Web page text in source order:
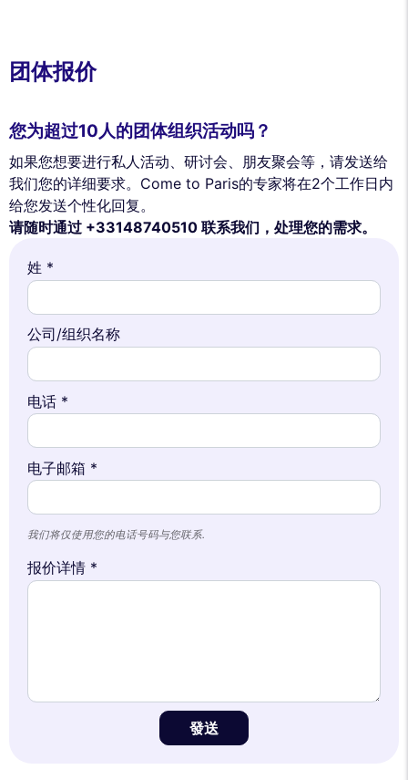
团体报价
您为超过10人的团体组织活动吗？
如果您想要进行私人活动、研讨会、朋友聚会等，请发送给
我们您的详细要求。Come to Paris的专家将在2个工作日内
给您发送个性化回复。
请随时通过 +33148740510 联系我们，处理您的需求。
姓 *
公司/组织名称
电话 *
电子邮箱 *
我们将仅使用您的电话号码与您联系.
报价详情 *
發送